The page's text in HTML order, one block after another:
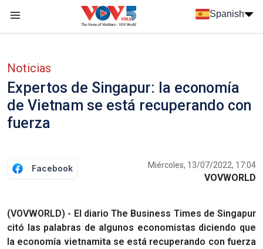
Spanish
Noticias
Expertos de Singapur: la economía
de Vietnam se está recuperando con
fuerza
Facebook Miércoles, 13/07/2022, 17:04
VOVWORLD
(VOVWORLD) - El diario The Business Times de Singapur
citó las palabras de algunos economistas diciendo que
la economía vietnamita se está recuperando con fuerza